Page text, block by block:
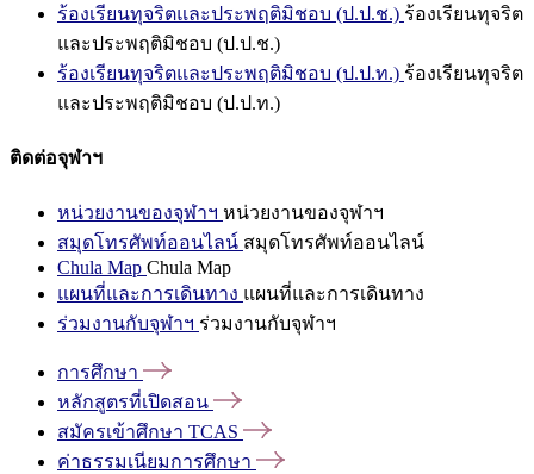
ร้องเรียนทุจริตและประพฤติมิชอบ (ป.ป.ช.) ร้องเรียนทุจริต
และประพฤติมิชอบ (ป.ป.ช.)
ร้องเรียนทุจริตและประพฤติมิชอบ (ป.ป.ท.) ร้องเรียนทุจริต
และประพฤติมิชอบ (ป.ป.ท.)
ติดต่อจุฬาฯ
หน่วยงานของจุฬาฯ หน่วยงานของจุฬาฯ
สมุดโทรศัพท์ออนไลน์ สมุดโทรศัพท์ออนไลน์
Chula Map Chula Map
แผนที่และการเดินทาง แผนที่และการเดินทาง
ร่วมงานกับจุฬาฯ ร่วมงานกับจุฬาฯ
การศึกษา
หลักสูตรที่เปิดสอน
สมัครเข้าศึกษา TCAS
ค่าธรรมเนียมการศึกษา